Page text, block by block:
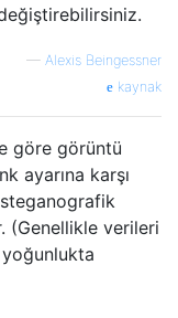
— Alexis Beingessner
kaynak
göre görüntü
ayarına karşı
(Genellikle verileri